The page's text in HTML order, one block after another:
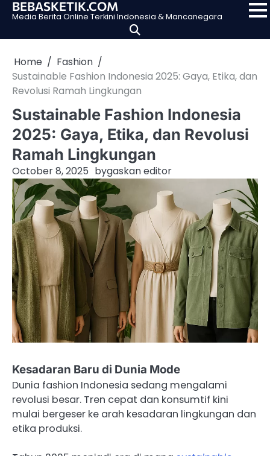
SkipBEBASKETIK.COM
Media Berita Online Terkini Indonesia & Mancanegara
Home
Fashion
Sustainable Fashion Indonesia 2025: Gaya, Etika, dan
Revolusi Ramah Lingkungan
Sustainable Fashion Indonesia
2025: Gaya, Etika, dan Revolusi
Ramah Lingkungan
October 8, 2025 bygaskan editor
Kesadaran Baru di Dunia Mode
Dunia fashion Indonesia sedang mengalami
revolusi besar. Tren cepat dan konsumtif kini
mulai bergeser ke arah kesadaran lingkungan dan
etika produksi.